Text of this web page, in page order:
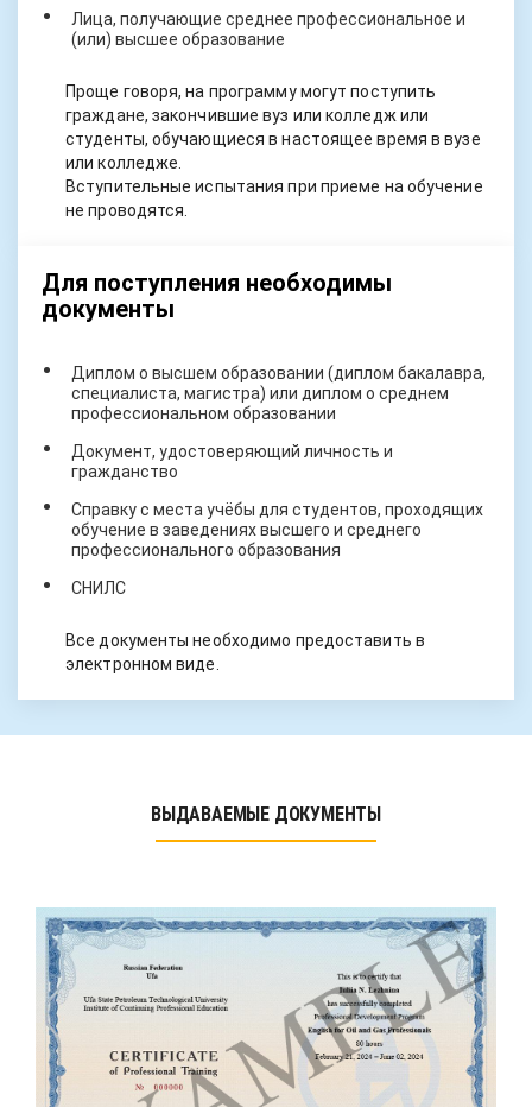
Лица, получающие среднее профессиональное и
(или) высшее образование
Проще говоря, на программу могут поступить
граждане, закончившие вуз или колледж или
студенты, обучающиеся в настоящее время в вузе
или колледже.
Вступительные испытания при приеме на обучение
не проводятся.
Для поступления необходимы
документы
Диплом о высшем образовании (диплом бакалавра,
специалиста, магистра) или диплом о среднем
профессиональном образовании
Документ, удостоверяющий личность и
гражданство
Справку с места учёбы для студентов, проходящих
обучение в заведениях высшего и среднего
профессионального образования
СНИЛС
Все документы необходимо предоставить в
электронном виде.
ВЫДАВАЕМЫЕ ДОКУМЕНТЫ